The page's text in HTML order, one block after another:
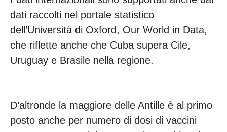
dati raccolti nel portale statistico
dell’Università di Oxford, Our World in Data,
che riflette anche che Cuba supera Cile,
Uruguay e Brasile nella regione.
D’altronde la maggiore delle Antille è al primo
posto anche per numero di dosi di vaccini